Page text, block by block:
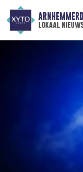
lokaal